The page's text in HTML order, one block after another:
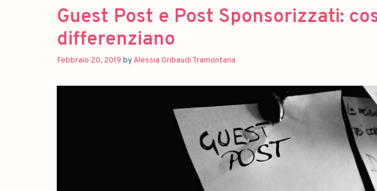
Guest Post e Post Sponsorizzati:
differenziano
Febbraio 20, 2019 byAlessia Gribaudi Tramontana